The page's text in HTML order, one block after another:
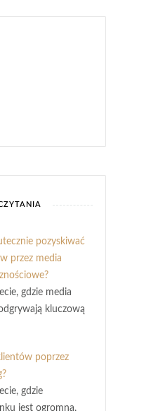
pozyskiwać
przez media
gdzie media
kluczową
poprzez
gdzie
jest ogromna,